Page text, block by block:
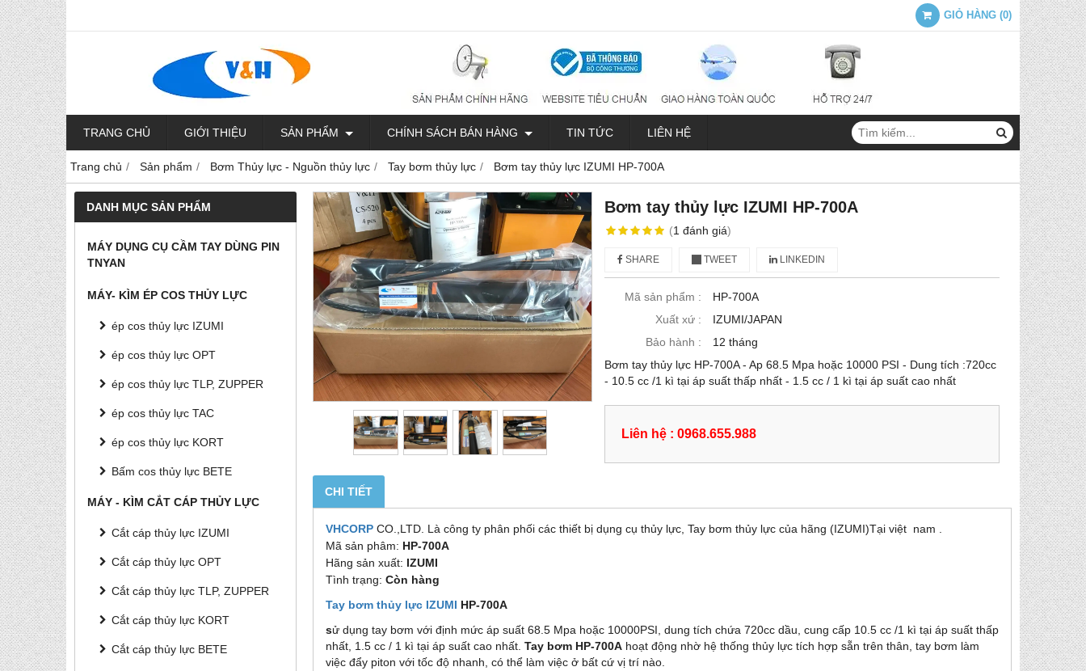
GIỎ HÀNG (0)
TRANG CHỦ GIỚI THIỆU SẢN PHẨM CHÍNH SÁCH BÁN HÀNG TIN TỨC LIÊN HỆ
Trang chủ Sản phẩm Bơm Thủy lực - Nguồn thủy lực Tay bơm thủy lực Bơm tay thủy lực IZUMI HP-700A
DANH MỤC SẢN PHẨM
MÁY DỤNG CỤ CẦM TAY DÙNG PIN
TNYAN
MÁY- KÌM ÉP COS THỦY LỰC
ép cos thủy lực IZUMI
ép cos thủy lực OPT
ép cos thủy lực TLP, ZUPPER
ép cos thủy lực TAC
ép cos thủy lực KORT
Bấm cos thủy lực BETE
MÁY - KÌM CẮT CÁP THỦY LỰC
Cắt cáp thủy lực IZUMI
Cắt cáp thủy lực OPT
Cắt cáp thủy lực TLP, ZUPPER
Cắt cáp thủy lực KORT
Cắt cáp thủy lực BETE
Bơm tay thủy lực IZUMI HP-700A
(1 đánh giá)
SHARE TWEET LINKEDIN
Mã sản phẩm :
HP-700A
Xuất xứ :
IZUMI/JAPAN
Bảo hành :
12 tháng
Bơm tay thủy lực HP-700A - Ap 68.5 Mpa hoặc 10000 PSI - Dung tích :720cc
- 10.5 cc /1 kì tại áp suất thấp nhất - 1.5 cc / 1 kì tại áp suất cao nhất
Liên hệ : 0968.655.988
CHI TIẾT
VHCORP CO.,LTD. Là công ty phân phối các thiết bị dụng cụ thủy lực, Tay bơm thủy lực của hãng (IZUMI)Tại việt nam .
Mã sản phâm: HP-700A
Hãng sản xuất: IZUMI
Tình trạng: Còn hàng
Tay bơm thủy lực IZUMI HP-700A
sử dụng tay bơm với định mức áp suất 68.5 Mpa hoặc 10000PSI, dung tích chứa 720cc dầu, cung cấp 10.5 cc /1 kì tại áp suất thấp
nhất, 1.5 cc / 1 kì tại áp suất cao nhất Tay bơm HP-700A hoạt động nhờ hệ thống thủy lực tích hợp sẵn trên thân, tay bơm làm
việc đẩy piton với tốc độ nhanh, có thể làm việc ở bất cứ vị trí nào.